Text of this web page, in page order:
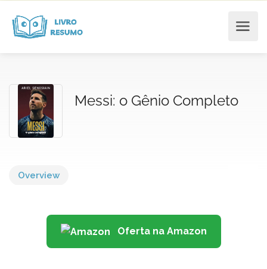
Messi: o Gênio Completo
Overview
Oferta na Amazon